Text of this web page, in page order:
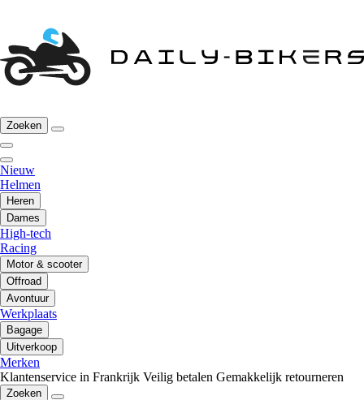
Zoeken
Nieuw
Helmen
Heren
Dames
High-tech
Racing
Motor & scooter
Offroad
Avontuur
Werkplaats
Bagage
Uitverkoop
Merken
Klantenservice in Frankrijk Veilig betalen Gemakkelijk retourneren
Zoeken